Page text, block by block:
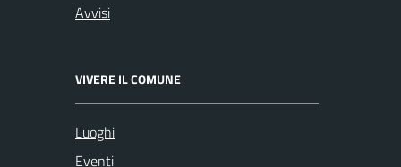
Avvisi
VIVERE IL COMUNE
Luoghi
Eventi